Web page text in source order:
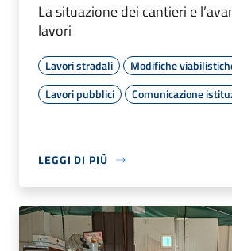
La situazione dei cantieri e
lavori
Lavori stradali
Modifiche
Lavori pubblici
Comunicazione
LEGGI DI PIÙ